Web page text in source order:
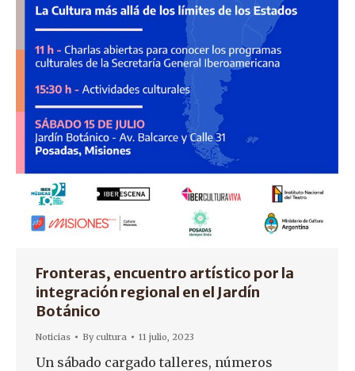
Fronteras, encuentro artístico por la
integración regional en el Jardín
Botánico
Noticias Bycultura 11 julio, 2023
Un sábado cargado talleres, números